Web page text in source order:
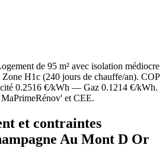
de 95 m² avec isolation médiocre
Zone H1c (240 jours de chauffe/an). COP
0.2516 €/kWh — Gaz 0.1214 €/kWh.
et CEE.
et contraintes
Au Mont D Or